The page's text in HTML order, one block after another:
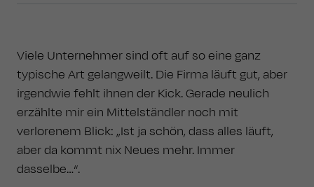
Viele Unternehmer sind oft auf so eine ganz
typische Art gelangweilt. Die Firma läuft gut, aber
irgendwie fehlt ihnen der Kick. Gerade neulich
erzählte mir ein Mittelständler noch mit
verlorenem Blick: „Ist ja schön, dass alles läuft,
aber da kommt nix Neues mehr. Immer
dasselbe…“.